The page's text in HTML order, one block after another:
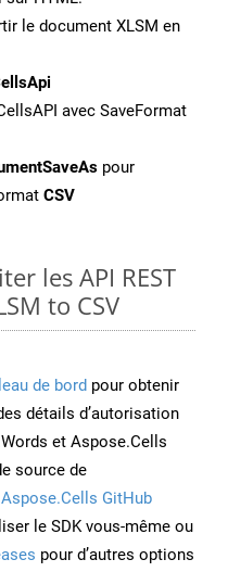
le document XLSM en
avec SaveFormat
pour
CSV
les API REST
to CSV
de bord pour obtenir
détails d’autorisation
et Aspose.Cells
source de
Aspose.Cells GitHub
le SDK vous-même ou
pour d’autres options